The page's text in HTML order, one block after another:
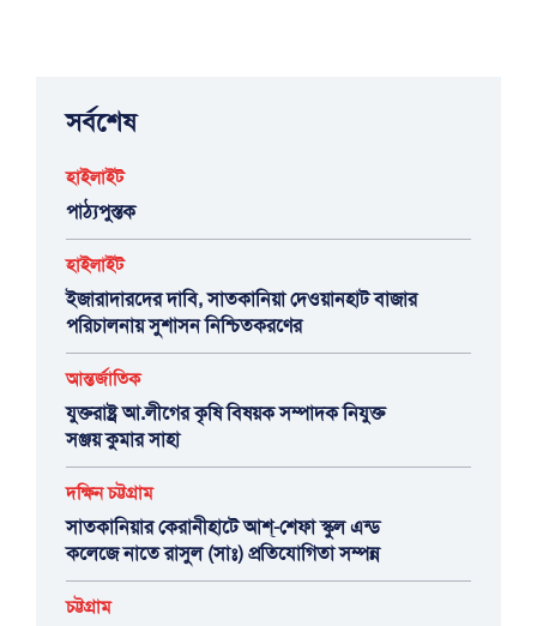
সর্বশেষ
হাইলাইট
পাঠ্যপুস্তক
হাইলাইট
ইজারাদারদের দাবি, সাতকানিয়া দেওয়ানহাট বাজার
পরিচালনায় সুশাসন নিশ্চিতকরণের
আন্তর্জাতিক
যুক্তরাষ্ট্র আ.লীগের কৃষি বিষয়ক সম্পাদক নিযুক্ত
সঞ্জয় কুমার সাহা
দক্ষিন চট্টগ্রাম
সাতকানিয়ার কেরানীহাটে আশ্-শেফা স্কুল এন্ড
কলেজে নাতে রাসুল (সাঃ) প্রতিযোগিতা সম্পন্ন
চট্টগ্রাম